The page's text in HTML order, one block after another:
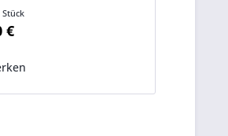
Daches eingebaut
einem höheren Punkt
der nach der
Stück
€